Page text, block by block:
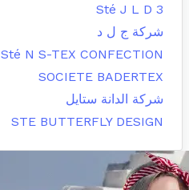
Sté J L D 3
شركة ج ل د
Sté N S-TEX CONFECTION
SOCIETE BADERTEX
شركة الدانة ستايل
STE BUTTERFLY DESIGN